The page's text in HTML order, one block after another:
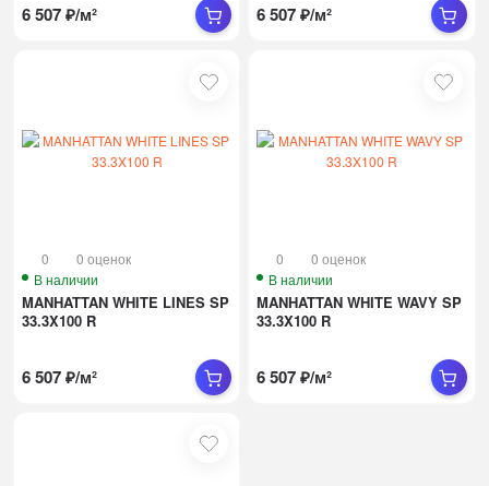
6 507 ₽/м² 6 507 ₽/м²
0
0 оценок
В наличии
MANHATTAN WHITE LINES SP
33.3X100 R
6 507 ₽/м²
0
0 оценок
В наличии
MANHATTAN WHITE WAVY SP
33.3X100 R
6 507 ₽/м²